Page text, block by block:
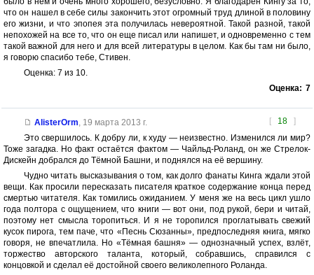
что он нашел в себе силы закончить этот огромный труд длиной в половину
его жизни, и что эпопея эта получилась невероятной. Такой разной, такой
непохожей на все то, что он еще писал или напишет, и одновременно с тем
такой важной для него и для всей литературы в целом. Как бы там ни было,
я говорю спасибо тебе, Стивен.
Оценка: 7 из 10.
Оценка: 7
[ 18 ]
AlisterOrm, 19 марта 2013 г.
Это свершилось. К добру ли, к худу — неизвестно. Изменился ли мир?
Тоже загадка. Но факт остаётся фактом — Чайльд-Роланд, он же Стрелок-
Дискейн добрался до Тёмной Башни, и поднялся на её вершину.
Чудно читать высказывания о том, как долго фанаты Кинга ждали этой
вещи. Как просили пересказать писателя краткое содержание конца перед
смертью читателя. Как томились ожиданием. У меня же на весь цикл ушло
года полтора с ощущением, что книги — вот они, под рукой, бери и читай,
поэтому нет смысла торопиться. И я не торопился проглатывать свежий
кусок пирога, тем паче, что «Песнь Сюзанны», предпоследняя книга, мягко
говоря, не впечатлила. Но «Тёмная башня» — однозначный успех, взлёт,
торжество авторского таланта, который, собравшись, справился с
концовкой и сделал её достойной своего великолепного Роланда.